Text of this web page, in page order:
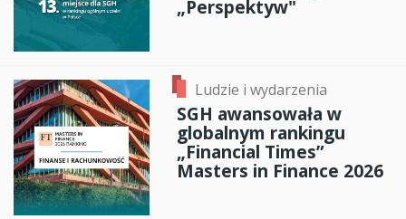
„Perspektyw"
Ludzie i wydarzenia
SGH awansowała w
globalnym rankingu
„Financial Times”
Masters in Finance 2026